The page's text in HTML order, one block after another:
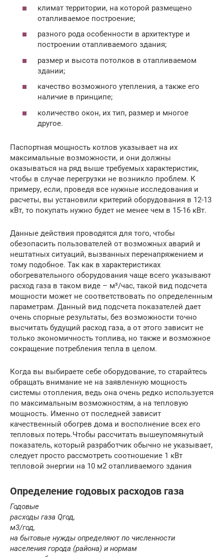
климат территории, на которой размещено
отапливаемое построение;
разного рода особенности в архитектуре и
построении отапливаемого здания;
размер и высота потолков в отапливаемом
здании;
качество возможного утепления, а также его
наличие в принципе;
количество окон, их тип, размер и многое
другое.
Паспортная мощность котлов указывает на их
максимальные возможности, и они должны
оказываться на ряд выше требуемых характеристик,
чтобы в случае перегрузки не возникло проблем. К
примеру, если, проведя все нужные исследования и
расчеты, вы установили критерий оборудования в 12-13
кВт, то покупать нужно будет не менее чем в 15-16 кВт.
Данные действия проводятся для того, чтобы
обезопасить пользователей от возможных аварий и
нештатных ситуаций, вызванных перенапряжением и
тому подобное. Так как в характеристиках
обогревательного оборудования чаще всего указывают
расход газа в таком виде – м³/час, такой вид подсчета
мощности может не соответствовать по определенным
параметрам. Данный вид подсчета показателей дает
очень спорные результаты, без возможности точно
высчитать будущий расход газа, а от этого зависит не
только экономичность топлива, но также и возможное
сокращение потребления тепла в целом.
Когда вы выбираете себе оборудование, то старайтесь
обращать внимание не на заявленную мощность
системы отопления, ведь она очень редко используется
по максимальным возможностям, а на тепловую
мощность. Именно от последней зависит
качественный обогрев дома и восполнение всех его
тепловых потерь.Чтобы рассчитать вышеупомянутый
показатель, который разработчик обычно не указывает,
следует просто рассмотреть соотношение 1 кВт
тепловой энергии на 10 м2 отапливаемого здания
Определение годовых расходов газа
Годовые
расходы газа Qгод,
м3/год,
на бытовые нужды определяют по чис­ленности
населения города (района) и нормам